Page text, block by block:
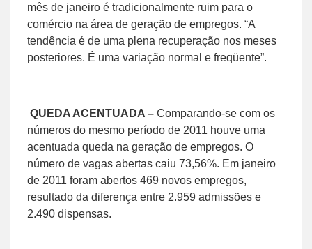
mês de janeiro é tradicionalmente ruim para o
comércio na área de geração de empregos. “A
tendência é de uma plena recuperação nos meses
posteriores. É uma variação normal e freqüente”.
QUEDA ACENTUADA – Comparando-se com os
números do mesmo período de 2011 houve uma
acentuada queda na geração de empregos. O
número de vagas abertas caiu 73,56%. Em janeiro
de 2011 foram abertos 469 novos empregos,
resultado da diferença entre 2.959 admissões e
2.490 dispensas.